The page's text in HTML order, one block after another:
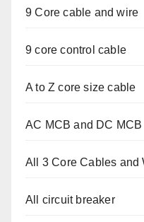
9 Core cable and wire
9 core control cable
A to Z core size cable
AC MCB and DC MCB
All 3 Core Cables and
All circuit breaker